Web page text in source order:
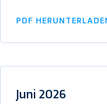
PDF
Juni 2026